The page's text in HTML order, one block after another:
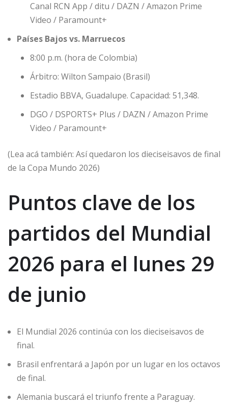
Canal RCN App / ditu / DAZN / Amazon Prime
Video / Paramount+
Países Bajos vs. Marruecos
8:00 p.m. (hora de Colombia)
Árbitro: Wilton Sampaio (Brasil)
Estadio BBVA, Guadalupe. Capacidad: 51,348.
DGO / DSPORTS+ Plus / DAZN / Amazon Prime
Video / Paramount+
(Lea acá también: Así quedaron los dieciseisavos de final
de la Copa Mundo 2026)
Puntos clave de los
partidos del Mundial
2026 para el lunes 29
de junio
El Mundial 2026 continúa con los dieciseisavos de
final.
Brasil enfrentará a Japón por un lugar en los octavos
de final.
Alemania buscará el triunfo frente a Paraguay.